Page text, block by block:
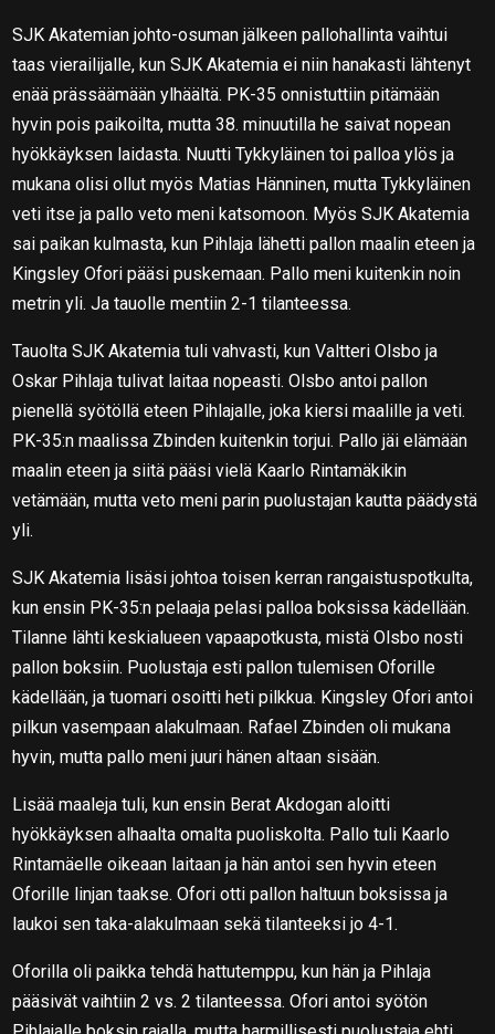
SJK Akatemian johto-osuman jälkeen pallohallinta vaihtui
taas vierailijalle, kun SJK Akatemia ei niin hanakasti lähtenyt
enää prässäämään ylhäältä. PK-35 onnistuttiin pitämään
hyvin pois paikoilta, mutta 38. minuutilla he saivat nopean
hyökkäyksen laidasta. Nuutti Tykkyläinen toi palloa ylös ja
mukana olisi ollut myös Matias Hänninen, mutta Tykkyläinen
veti itse ja pallo veto meni katsomoon. Myös SJK Akatemia
sai paikan kulmasta, kun Pihlaja lähetti pallon maalin eteen ja
Kingsley Ofori pääsi puskemaan. Pallo meni kuitenkin noin
metrin yli. Ja tauolle mentiin 2-1 tilanteessa.
Tauolta SJK Akatemia tuli vahvasti, kun Valtteri Olsbo ja
Oskar Pihlaja tulivat laitaa nopeasti. Olsbo antoi pallon
pienellä syötöllä eteen Pihlajalle, joka kiersi maalille ja veti.
PK-35:n maalissa Zbinden kuitenkin torjui. Pallo jäi elämään
maalin eteen ja siitä pääsi vielä Kaarlo Rintamäkikin
vetämään, mutta veto meni parin puolustajan kautta päädystä
yli.
SJK Akatemia lisäsi johtoa toisen kerran rangaistuspotkulta,
kun ensin PK-35:n pelaaja pelasi palloa boksissa kädellään.
Tilanne lähti keskialueen vapaapotkusta, mistä Olsbo nosti
pallon boksiin. Puolustaja esti pallon tulemisen Oforille
kädellään, ja tuomari osoitti heti pilkkua. Kingsley Ofori antoi
pilkun vasempaan alakulmaan. Rafael Zbinden oli mukana
hyvin, mutta pallo meni juuri hänen altaan sisään.
Lisää maaleja tuli, kun ensin Berat Akdogan aloitti
hyökkäyksen alhaalta omalta puoliskolta. Pallo tuli Kaarlo
Rintamäelle oikeaan laitaan ja hän antoi sen hyvin eteen
Oforille linjan taakse. Ofori otti pallon haltuun boksissa ja
laukoi sen taka-alakulmaan sekä tilanteeksi jo 4-1.
Oforilla oli paikka tehdä hattutemppu, kun hän ja Pihlaja
pääsivät vaihtiin 2 vs. 2 tilanteessa. Ofori antoi syötön